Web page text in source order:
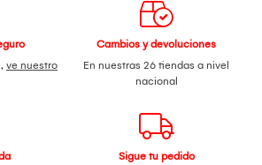
ve nuestro
Cambios y devoluciones
En nuestras 26 tiendas a nivel
nacional
Sigue tu pedido